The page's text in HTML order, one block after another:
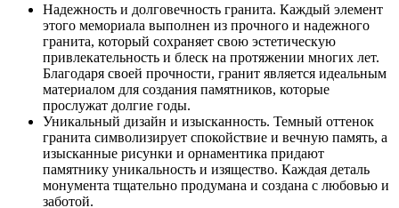
Надежность и долговечность гранита. Каждый элемент
этого мемориала выполнен из прочного и надежного
гранита, который сохраняет свою эстетическую
привлекательность и блеск на протяжении многих лет.
Благодаря своей прочности, гранит является идеальным
материалом для создания памятников, которые
прослужат долгие годы.
Уникальный дизайн и изысканность. Темный оттенок
гранита символизирует спокойствие и вечную память, а
изысканные рисунки и орнаментика придают
памятнику уникальность и изящество. Каждая деталь
монумента тщательно продумана и создана с любовью и
заботой.